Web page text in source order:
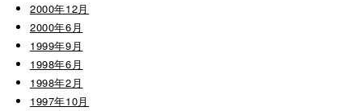
2000年12月
2000年6月
1999年9月
1998年6月
1998年2月
1997年10月